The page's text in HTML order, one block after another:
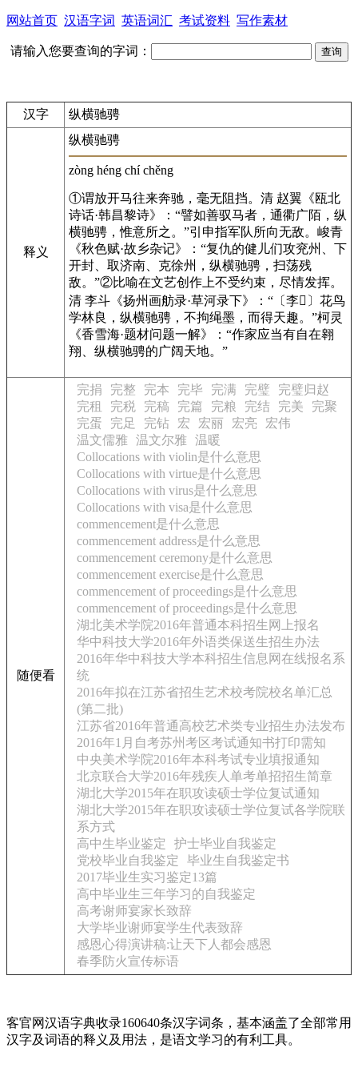
网站首页 汉语字词 英语词汇 考试资料 写作素材
请输入您要查询的字词：
汉字 纵横驰骋
释义
纵横驰骋
zòng héng chí chěng
①谓放开马往来奔驰，毫无阻挡。清 赵翼《瓯北
诗话·韩昌黎诗》：“譬如善驭马者，通衢广陌，纵
横驰骋，惟意所之。”引申指军队所向无敌。峻青
《秋色赋·故乡杂记》：“复仇的健儿们攻兖州、下
开封、取济南、克徐州，纵横驰骋，扫荡残
敌。”②比喻在文艺创作上不受约束，尽情发挥。
清 李斗《扬州画舫录·草河录下》：“〔李 〕花鸟
学林良，纵横驰骋，不拘绳墨，而得天趣。”柯灵
《香雪海·题材问题一解》：“作家应当有自在翱
翔、纵横驰骋的广阔天地。”
随便看
完捐 完整 完本 完毕 完满 完璧
完璧归赵
完租
完税 完稿 完篇 完粮 完结 完美
完聚
完蛋
完足 完钻 宏 宏丽 宏亮
宏伟
温文儒雅 温文尔雅 温暖
Collocations with violin是什么意思
Collocations with virtue是什么意思
Collocations with virus是什么意思
Collocations with visa是什么意思
commencement是什么意思
commencement address是什么意思
commencement ceremony是什么意思
commencement exercise是什么意思
commencement of proceedings是什么意思
commencement of proceedings是什么意思
湖北美术学院2016年普通本科招生网上报名
华中科技大学2016年外语类保送生招生办法
2016年华中科技大学本科招生信息网在线报名系
统
2016年拟在江苏省招生艺术校考院校名单汇总
(第二批)
江苏省2016年普通高校艺术类专业招生办法发布
2016年1月自考苏州考区考试通知书打印需知
中央美术学院2016年本科考试专业填报通知
北京联合大学2016年残疾人单考单招招生简章
湖北大学2015年在职攻读硕士学位复试通知
湖北大学2015年在职攻读硕士学位复试各学院联
系方式
高中生毕业鉴定
护士毕业自我鉴定
党校毕业自我鉴定
毕业生自我鉴定书
2017毕业生实习鉴定13篇
高中毕业生三年学习的自我鉴定
高考谢师宴家长致辞
大学毕业谢师宴学生代表致辞
感恩心得演讲稿:让天下人都会感恩
春季防火宣传标语
客官网汉语字典收录160640条汉字词条，基本涵盖了全部常用
汉字及词语的释义及用法，是语文学习的有利工具。